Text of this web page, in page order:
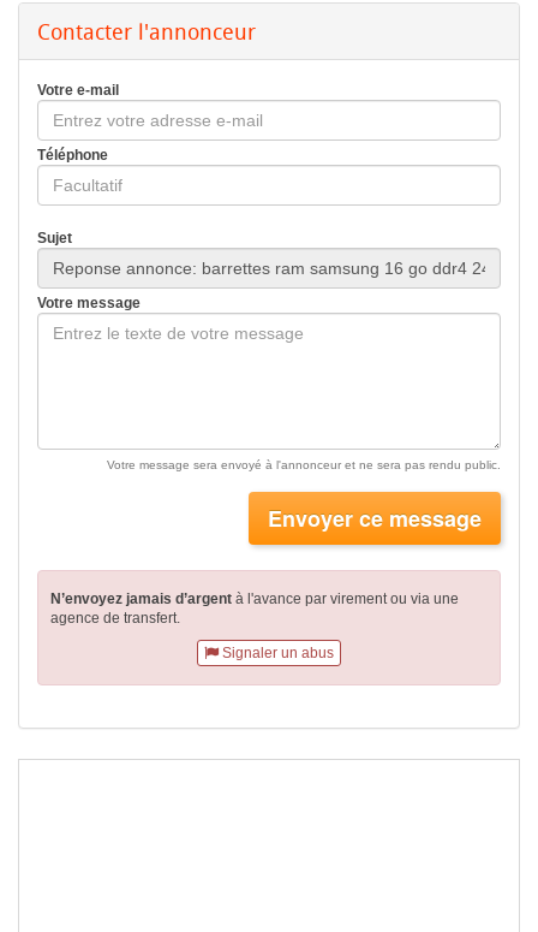
Contacter l'annonceur
Votre e-mail
Téléphone
Sujet
Votre message
Votre message sera envoyé à l'annonceur et ne sera pas rendu public.
Envoyer ce message
N’envoyez jamais d’argent à l'avance par virementou via une
agence de transfert.
Signaler un abus